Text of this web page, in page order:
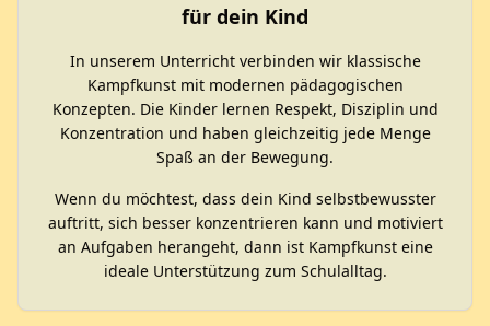
für dein Kind
In unserem Unterricht verbinden wir klassische
Kampfkunst mit modernen pädagogischen
Konzepten. Die Kinder lernen Respekt, Disziplin und
Konzentration und haben gleichzeitig jede Menge
Spaß an der Bewegung.
Wenn du möchtest, dass dein Kind selbstbewusster
auftritt, sich besser konzentrieren kann und motiviert
an Aufgaben herangeht, dann ist Kampfkunst eine
ideale Unterstützung zum Schulalltag.